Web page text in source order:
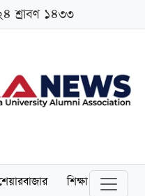
শ্রাবণ ১৪৩৩
শিক্ষা